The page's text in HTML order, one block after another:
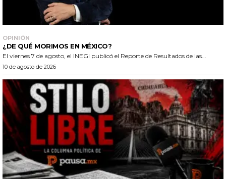
OPINIÓN
¿DE QUÉ MORIMOS EN MÉXICO?
El viernes 7 de agosto, el INEGI publicó el Reporte de Resultados de las...
10 de agosto de 2026